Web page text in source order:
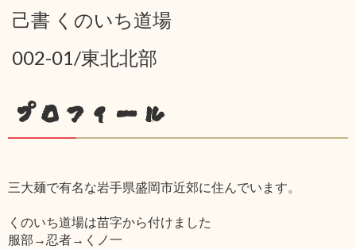
己書 くのいち道場
002-01/東北北部
プロフィール
三大麺で有名な岩手県盛岡市近郊に住んでいます。
くのいち道場は苗字から付けました
服部→忍者→くノ一